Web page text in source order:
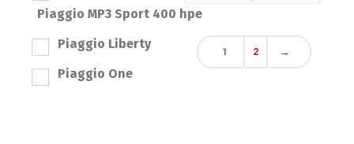
Piaggio MP3 Sport 400 hpe
Piaggio Liberty
Piaggio One
1 2 →